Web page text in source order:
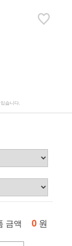
습니다.
금액 0 원